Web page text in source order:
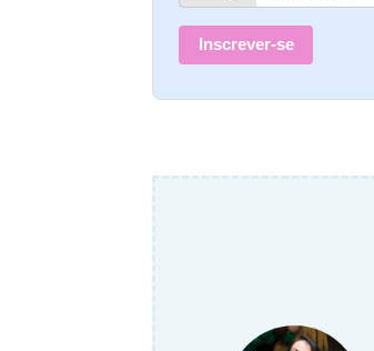
Inscrever-se